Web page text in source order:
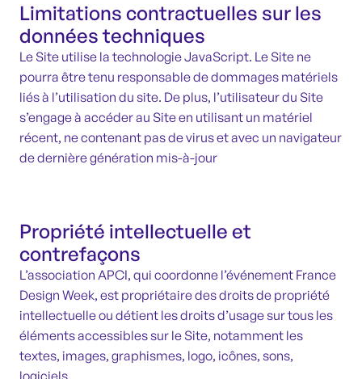
Limitations contractuelles sur les
données techniques
Le Site utilise la technologie JavaScript. Le Site ne
pourra être tenu responsable de dommages matériels
liés à l’utilisation du site. De plus, l’utilisateur du Site
s’engage à accéder au Site en utilisant un matériel
récent, ne contenant pas de virus et avec un navigateur
de dernière génération mis-à-jour
Propriété intellectuelle et
contrefaçons
L’association APCI, qui coordonne l’événement France
Design Week, est propriétaire des droits de propriété
intellectuelle ou détient les droits d’usage sur tous les
éléments accessibles sur le Site, notamment les
textes, images, graphismes, logo, icônes, sons,
logiciels.